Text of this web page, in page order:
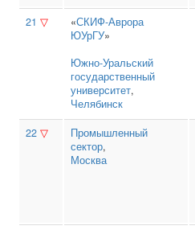
21 ▽ «СКИФ-Аврора
ЮУрГУ»
Южно‑Уральский
государственный
университет,
Челябинск
22 ▽
Промышленный
сектор,
Москва